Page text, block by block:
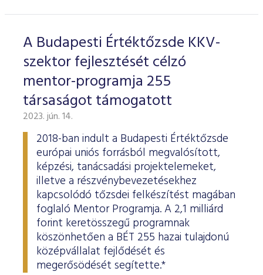
A Budapesti Értéktőzsde KKV-
szektor fejlesztését célzó
mentor-programja 255
társaságot támogatott
2023. jún. 14.
2018-ban indult a Budapesti Értéktőzsde
európai uniós forrásból megvalósított,
képzési, tanácsadási projektelemeket,
illetve a részvénybevezetésekhez
kapcsolódó tőzsdei felkészítést magában
foglaló Mentor Programja. A 2,1 milliárd
forint keretösszegű programnak
köszönhetően a BÉT 255 hazai tulajdonú
középvállalat fejlődését és
megerősödését segítette.*